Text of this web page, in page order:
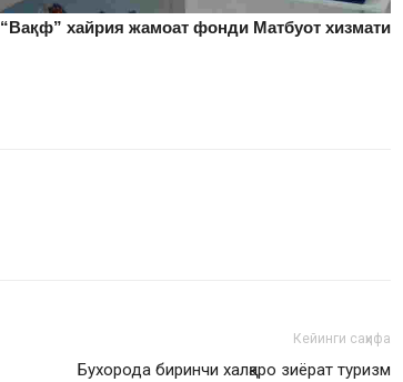
“Вақф” хайрия жамоат фонди Матбуот хизмати
Кейинги саҳифа
Бухорода биринчи халқаро зиёрат туризм